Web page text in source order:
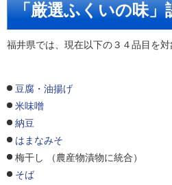
「厳選ふくいの味」
福井県では、現在以下の３４品目を対
豆腐・油揚げ
米味噌
納豆
はまなみそ
梅干し （農産物漬物に統合）
そば